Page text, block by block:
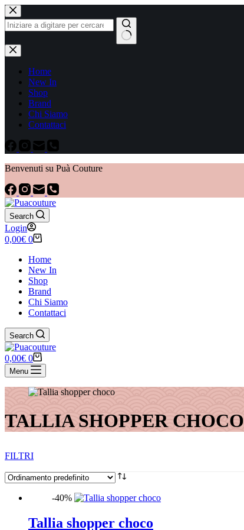
Home
New In
Shop
Brand
Chi Siamo
Contattaci
Benvenuti su Puà Couture
Search
Login
0,00€ 0
Home
New In
Shop
Brand
Chi Siamo
Contattaci
Search
0,00€ 0
Menu
TALLIA SHOPPER CHOCO
FILTRI
Categorie
ABITI
-40%
Tallia shopper choco